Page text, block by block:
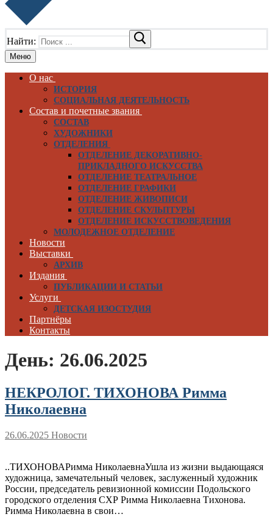
Найти:
Меню
О нас
ИСТОРИЯ
СОЦИАЛЬНАЯ ДЕЯТЕЛЬНОСТЬ
Состав и почетные звания
СОСТАВ
ХУДОЖНИКИ
ОТДЕЛЕНИЯ
ОТДЕЛЕНИЕ ДЕКОРАТИВНО-
ПРИКЛАДНОГО ИСКУССТВА
ОТДЕЛЕНИЕ ТЕАТРАЛЬНОЕ
ОТДЕЛЕНИЕ ГРАФИКИ
ОТДЕЛЕНИЕ ЖИВОПИСИ
ОТДЕЛЕНИЕ СКУЛЬПТУРЫ
ОТДЕЛЕНИЕ ИСКУССТВОВЕДЕНИЯ
МОЛОДЕЖНОЕ ОТДЕЛЕНИЕ
Новости
Выставки
АРХИВ
Издания
ПУБЛИКАЦИИ И СТАТЬИ
Услуги
ДЕТСКАЯ ИЗОСТУДИЯ
Партнёры
Контакты
День: 26.06.2025
НЕКРОЛОГ. ТИХОНОВА Римма
Николаевна
26.06.2025 Новости
..ТИХОНОВАРимма НиколаевнаУшла из жизни выдающаяся
художница, замечательный человек, заслуженный художник
России, председатель ревизионной комиссии Подольского
городского отделения СХР Римма Николаевна Тихонова.
Римма Николаевна в свои…